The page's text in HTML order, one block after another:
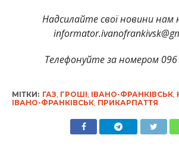
Надсилайте свої новини
Телефонуйте за номером
МІТКИ: ГАЗ ГРОШІ ІВАНО-ФРАНКІВСЬК,
ІВАНО-ФРАНКІВСЬК, ПРИКАРПАТТЯ